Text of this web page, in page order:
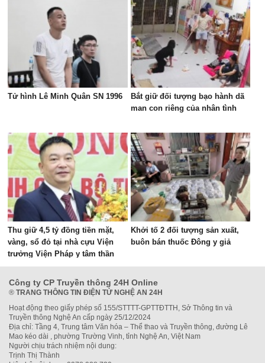
Tử hình Lê Minh Quân SN 1996
Bắt giữ đối tượng bạo hành dã
man con riêng của nhân tình
Thu giữ 4,5 tỷ đồng tiền mặt,
vàng, sổ đỏ tại nhà cựu Viện
trưởng Viện Pháp y tâm thần
Trung ương
Khởi tố 2 đối tượng sản xuất,
buôn bán thuốc Đông y giả
Công ty CP Truyền thông 24H Online
® TRANG THÔNG TIN ĐIỆN TỬ NGHỆ AN 24H
Hoạt động theo giấy phép số 155/STTTT-GPTTĐTTH, Sở Thông tin và
Truyền thông Nghệ An cấp ngày 25/12/2024
Địa chỉ: Tầng 4, Trung tâm Văn hóa – Thể thao và Truyền thông, đường Lê
Mao kéo dài , phường Trường Vinh, tỉnh Nghệ An, Việt Nam
Người chịu trách nhiệm nội dung:
Trịnh Thị Thành